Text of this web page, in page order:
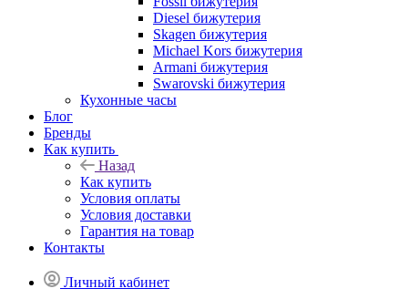
Diesel бижутерия
Skagen бижутерия
Michael Kors бижутерия
Armani бижутерия
Swarovski бижутерия
Кухонные часы
Блог
Бренды
Как купить
Назад
Как купить
Условия оплаты
Условия доставки
Гарантия на товар
Контакты
Личный кабинет